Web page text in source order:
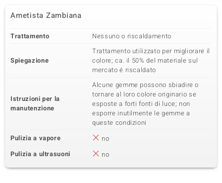
Ametista Zambiana
Trattamento Nessuno o riscaldamento
Spiegazione
Trattamento utilizzato per migliorare il
colore; ca. il 50% del materiale sul
mercato é riscaldato
Istruzioni per la
manutenzione
Alcune gemme possono sbiadire o
tornare al loro colore originario se
esposte a forti fonti di luce; non
esporre inutilmente le gemme a
queste condizioni
Pulizia a vapore
no
Pulizia a ultrasuoni
no